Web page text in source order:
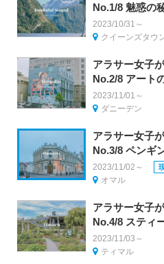
No.1/8 魅惑の
2023/10/31～
クイーンズタウ
アラサー女子
No.2/8 アート
2023/11/01～
ダニーデン
アラサー女子
No.3/8 ペンギ
2023/11/02～
オマル
アラサー女子
No.4/8 スティ
2023/11/03～
ティマル